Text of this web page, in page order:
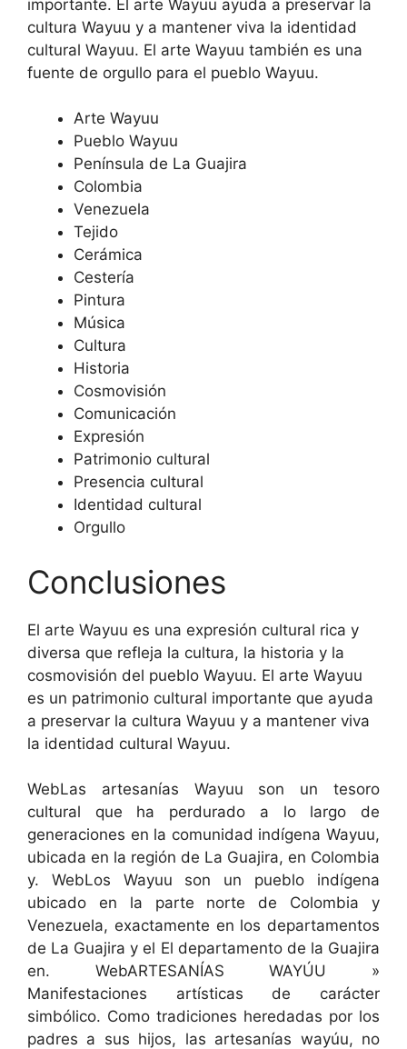
importante. El arte Wayuu ayuda a preservar la
cultura Wayuu y a mantener viva la identidad
cultural Wayuu. El arte Wayuu también es una
fuente de orgullo para el pueblo Wayuu.
Arte Wayuu
Pueblo Wayuu
Península de La Guajira
Colombia
Venezuela
Tejido
Cerámica
Cestería
Pintura
Música
Cultura
Historia
Cosmovisión
Comunicación
Expresión
Patrimonio cultural
Presencia cultural
Identidad cultural
Orgullo
Conclusiones
El arte Wayuu es una expresión cultural rica y
diversa que refleja la cultura, la historia y la
cosmovisión del pueblo Wayuu. El arte Wayuu
es un patrimonio cultural importante que ayuda
a preservar la cultura Wayuu y a mantener viva
la identidad cultural Wayuu.
WebLas artesanías Wayuu son un tesoro
cultural que ha perdurado a lo largo de
generaciones en la comunidad indígena Wayuu,
ubicada en la región de La Guajira, en Colombia
y. WebLos Wayuu son un pueblo indígena
ubicado en la parte norte de Colombia y
Venezuela, exactamente en los departamentos
de La Guajira y el El departamento de la Guajira
en. WebARTESANÍAS WAYÚU »
Manifestaciones artísticas de carácter
simbólico. Como tradiciones heredadas por los
padres a sus hijos, las artesanías wayúu, no